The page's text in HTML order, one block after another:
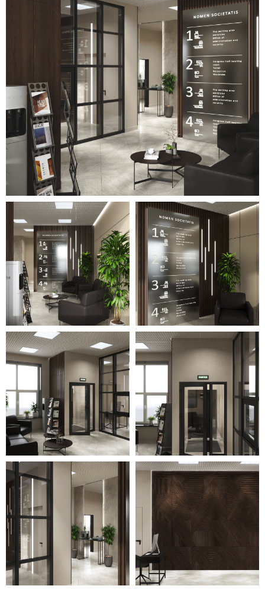
богатого шоколадного оттенка,
и большое количество
светодиодных линий, и декор
плиткой, и стеклянная
перегородка с контрастной
чёрной рамой, а также
имитация бетона с помощью
декоративной штукатурки.
В качестве напольного
покрытия использован светло-
серый керамогранит, более
тёмная плитка в санузле и
материал под натуральное
дерево в переговорной
комнате.
В качестве меблировки
использованы предметы
светлого и тёмного оттенка для
создания акцента в той или
иной зоне. Особого внимания
заслуживает стильная и
большая стойка ресепшна.
Современное и лаконичное
освещение, подсветка, бра
наполняют все зоны
достаточным количеством
света. Подвесной декор в виде
птиц, большое количество
горшечных растений и зелени
освежают и дополняют всю